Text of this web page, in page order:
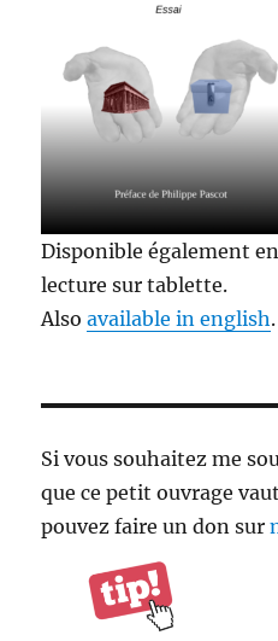
Disponible également
lecture sur tablette.
Alsoavailable in english.
Si vous souhaitez me
que ce petit ouvrage
pouvez faire un don sur